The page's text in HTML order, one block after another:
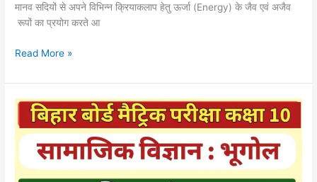
मानव सदियों से अपने विभिन्न क्रियाकलाप हेतु ऊर्जा (Energy) के जैव एवं अजैव
रूपों का प्रयोग करते आ
Read More »
कक्षा
भूगोल